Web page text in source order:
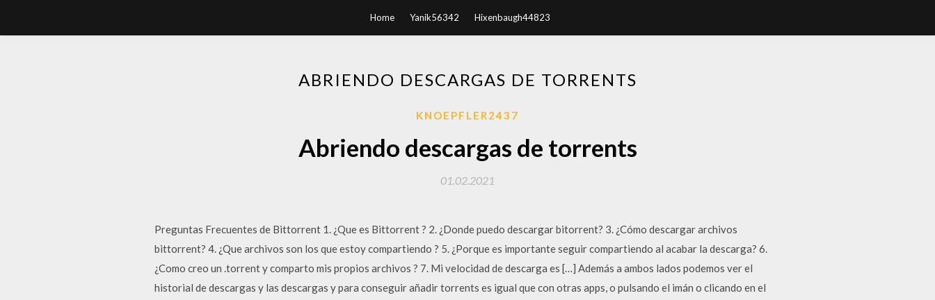
Home Yanik56342 Hixenbaugh44823
ABRIENDO DESCARGAS DE TORRENTS
KNOEPFLER2437
Abriendo descargas de torrents
01.02.2021
Preguntas Frecuentes de Bittorrent 1. ¿Que es Bittorrent ? 2. ¿Donde puedo descargar bitorrent? 3. ¿Cómo descargar archivos
bittorrent? 4. ¿Que archivos son los que estoy compartiendo ? 5. ¿Porque es importante seguir compartiendo al acabar la descarga? 6.
¿Como creo un .torrent y comparto mis propios archivos ? 7. Mi velocidad de descarga es […] Además a ambos lados podemos ver el
historial de descargas y las descargas y para conseguir añadir torrents es igual que con otras apps, o pulsando el imán o clicando en el